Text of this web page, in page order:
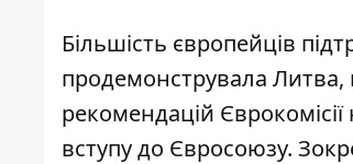
Більшість європейців
продемонструвала
рекомендацій
вступу до Євросоюзу.